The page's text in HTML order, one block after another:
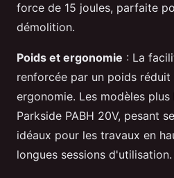
force de 15 joules, parfaite
démolition.
Poids et ergonomie : La
renforcée par un poids réduit
ergonomie. Les modèles
Parkside PABH 20V, pesant
idéaux pour les travaux en
longues sessions d'utilisation.